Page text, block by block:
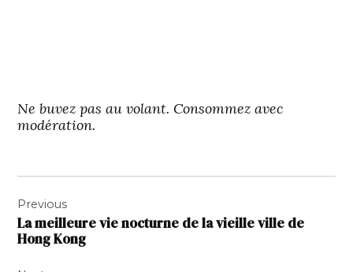
Ne buvez pas au volant. Consommez avec
modération.
de
l’article
Previous
La meilleure vie nocturne de la vieille ville de
Hong Kong